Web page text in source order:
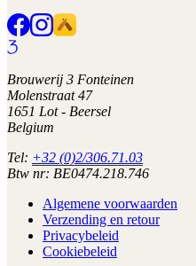
Brouwerij 3 Fonteinen
Molenstraat 47
1651 Lot - Beersel
Belgium
Tel: +32 (0)2/306.71.03
Btw nr: BE0474.218.746
Algemene voorwaarden
Verzending en retour
Privacybeleid
Cookiebeleid